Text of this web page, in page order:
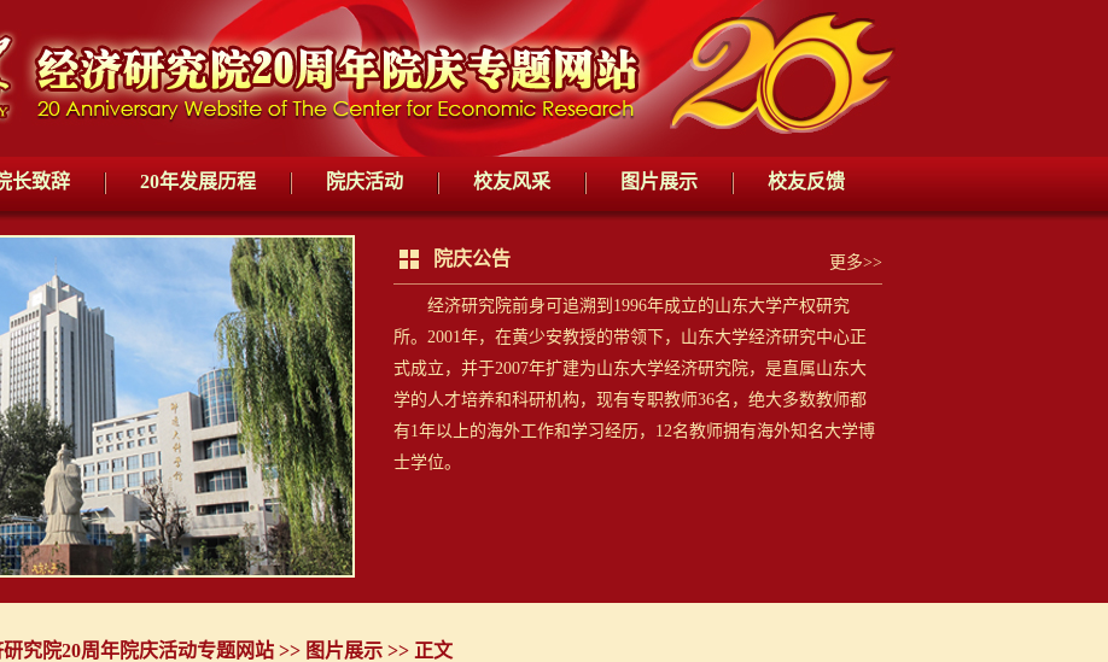
长致辞 20年发展历程 院庆活动 校友风采 图片展示 校友反馈
院庆公告 更多>>
经济研究院前身可追溯到1996年成立的山东大学产权研究
所。2001年，在黄少安教授的带领下，山东大学经济研究中心正
式成立，并于2007年扩建为山东大学经济研究院，是直属山东大
学的人才培养和科研机构，现有专职教师36名，绝大多数教师都
有1年以上的海外工作和学习经历，12名教师拥有海外知名大学博
士学位。
究院20周年院庆活动专题网站 >> 图片展示 >> 正文